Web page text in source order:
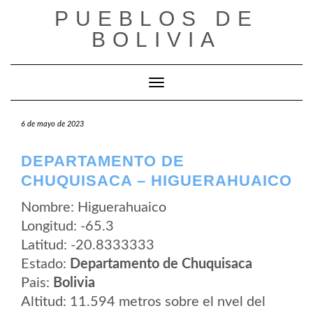
PUEBLOS DE
BOLIVIA
Cambiar modo de navegación
6 de mayo de 2023
DEPARTAMENTO DE
CHUQUISACA – HIGUERAHUAICO
Nombre: Higuerahuaico
Longitud: -65.3
Latitud: -20.8333333
Estado: Departamento de Chuquisaca
Pais: Bolivia
Altitud: 11.594 metros sobre el nvel del